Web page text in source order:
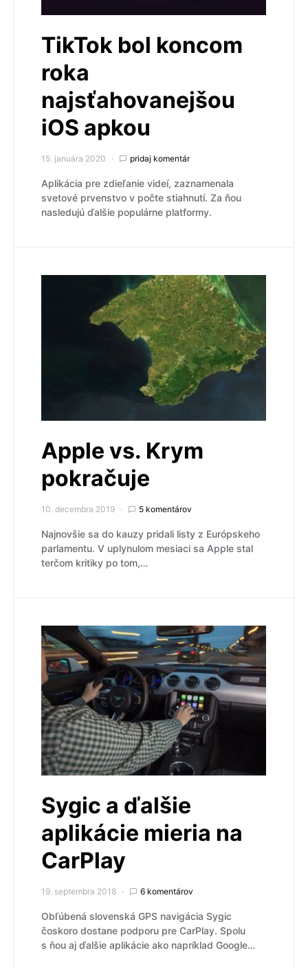
TikTok bol koncom
roka
najsťahovanejšou
iOS apkou
15. januára 2020 pridaj komentár
Aplikácia pre zdieľanie videí, zaznamenala
svetové prvenstvo v počte stiahnutí. Za ňou
nasledujú ďalšie populárne platformy.
Apple vs. Krym
pokračuje
10. decembra 2019 5 komentárov
Najnovšie sa do kauzy pridali listy z Európskeho
parlamentu. V uplynulom mesiaci sa Apple stal
terčom kritiky po tom,…
Sygic a ďalšie
aplikácie mieria na
CarPlay
19. septembra 2018 6 komentárov
Obľúbená slovenská GPS navigácia Sygic
čoskoro dostane podporu pre CarPlay. Spolu
s ňou aj ďalšie aplikácie ako napríklad Google…